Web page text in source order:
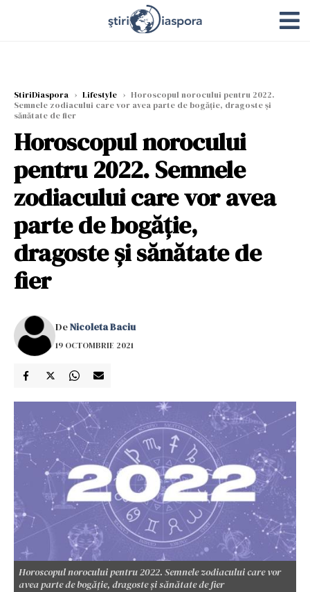
StiriDiaspora › Lifestyle › Horoscopul norocului pentru 2022.
Semnele zodiacului care vor avea parte de bogăție, dragoste și
sănătate de fier
Horoscopul norocului
pentru 2022. Semnele
zodiacului care vor avea
parte de bogăție,
dragoste și sănătate de
fier
DeNicoleta Baciu
19 OCTOMBRIE 2021
Horoscopul norocului pentru 2022. Semnele zodiacului care vor
avea parte de bogăție, dragoste și sănătate de fier